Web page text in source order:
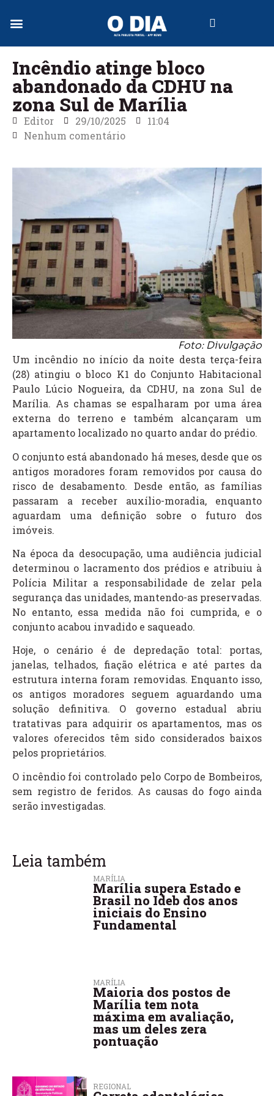
Incêndio atinge bloco
abandonado da CDHU na
zona Sul de Marília
Editor 29/10/2025
11:04
Nenhum comentário
Foto: Divulgação
Um incêndio no início da noite desta terça-feira
(28) atingiu o bloco K1 do Conjunto Habitacional
Paulo Lúcio Nogueira, da CDHU, na zona Sul de
Marília. As chamas se espalharam por uma área
externa do terreno e também alcançaram um
apartamento localizado no quarto andar do prédio.
O conjunto está abandonado há meses, desde que os
antigos moradores foram removidos por causa do
risco de desabamento. Desde então, as famílias
passaram a receber auxílio-moradia, enquanto
aguardam uma definição sobre o futuro dos
imóveis.
Na época da desocupação, uma audiência judicial
determinou o lacramento dos prédios e atribuiu à
Polícia Militar a responsabilidade de zelar pela
segurança das unidades, mantendo-as preservadas.
No entanto, essa medida não foi cumprida, e o
conjunto acabou invadido e saqueado.
Hoje, o cenário é de depredação total: portas,
janelas, telhados, fiação elétrica e até partes da
estrutura interna foram removidas. Enquanto isso,
os antigos moradores seguem aguardando uma
solução definitiva. O governo estadual abriu
tratativas para adquirir os apartamentos, mas os
valores oferecidos têm sido considerados baixos
pelos proprietários.
O incêndio foi controlado pelo Corpo de Bombeiros,
sem registro de feridos. As causas do fogo ainda
serão investigadas.
Leia também
MARÍLIA
Marília supera Estado e
Brasil no Ideb dos anos
iniciais do Ensino
Fundamental
MARÍLIA
Maioria dos postos de
Marília tem nota
máxima em avaliação,
mas um deles zera
pontuação
REGIONAL